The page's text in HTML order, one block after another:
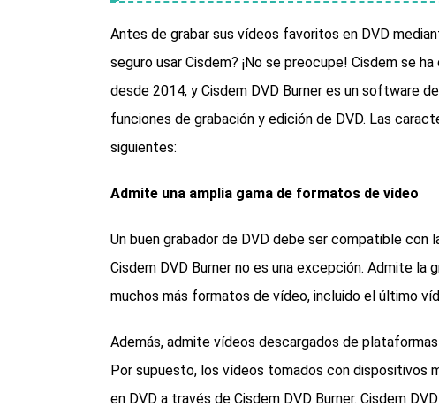
Antes de grabar sus vídeos favoritos en DVD
seguro usar Cisdem? ¡No se preocupe! Cisdem se
desde 2014, y Cisdem DVD Burner es un software
funciones de grabación y edición de DVD. Las
siguientes:
Admite una amplia gama de formatos de vídeo
Un buen grabador de DVD debe ser compatible
Cisdem DVD Burner no es una excepción. Admite
muchos más formatos de vídeo, incluido el último
Además, admite vídeos descargados de
Por supuesto, los vídeos tomados con dispositivos
en DVD a través de Cisdem DVD Burner. Cisdem